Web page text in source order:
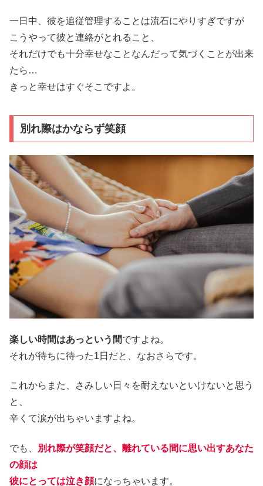
一日中、彼を追従管理することは流石にやりすぎですが
こうやって彼と連絡がとれること、
それだけでも十分幸せなことなんだって気づくことが出来
たら…
きっと幸せはすぐそこですよ。
別れ際はかならず笑顔
楽しい時間はあっという間ですよね。
それが待ちに待った1日だと、なおさらです。
これからまた、さみしい日々を耐えないといけないと思う
と、
辛くて涙が出ちゃいますよね。
でも、
別れ際が笑顔だと、離れている間に思い出すあなた
の顔は
彼にとっては泣き顔になっちゃいます。